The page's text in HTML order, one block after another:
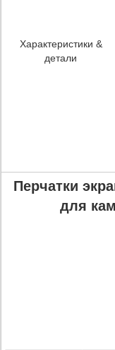
Характеристики &
детали
Перчатки
для